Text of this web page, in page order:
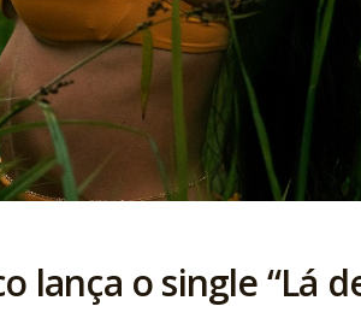
lança o single “Lá